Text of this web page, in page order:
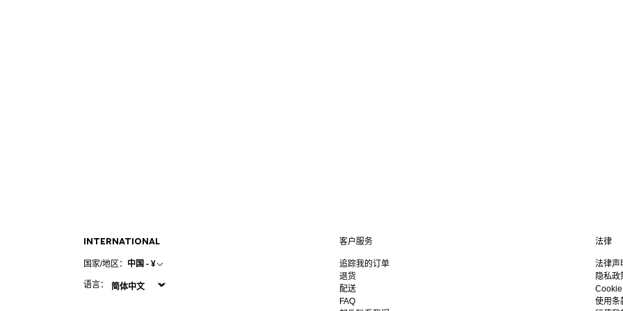
INTERNATIONAL
国家/地区： 中国 - ¥
语言：
客户服务
追踪我的订单
退货
配送
FAQ
法律
法律声
隐私政
使用条